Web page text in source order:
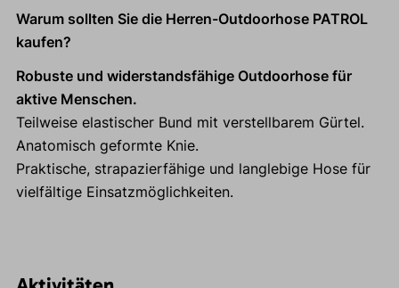
Warum sollten Sie die Herren-Outdoorhose PATROL
kaufen?
Robuste und widerstandsfähige Outdoorhose für
aktive Menschen.
Teilweise elastischer Bund mit verstellbarem Gürtel.
Anatomisch geformte Knie.
Praktische, strapazierfähige und langlebige Hose für
vielfältige Einsatzmöglichkeiten.